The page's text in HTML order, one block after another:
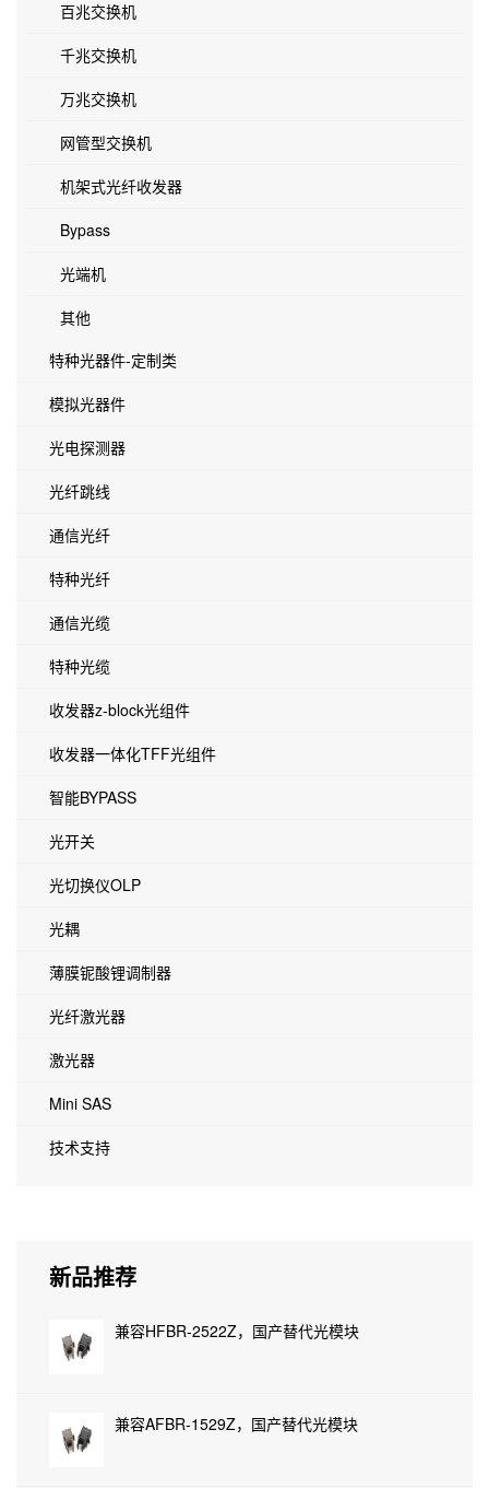
百兆交换机
千兆交换机
万兆交换机
网管型交换机
机架式光纤收发器
Bypass
光端机
其他
特种光器件-定制类
模拟光器件
光电探测器
光纤跳线
通信光纤
特种光纤
通信光缆
特种光缆
收发器z-block光组件
收发器一体化TFF光组件
智能BYPASS
光开关
光切换仪OLP
光耦
薄膜铌酸锂调制器
光纤激光器
激光器
Mini SAS
技术支持
新品推荐
兼容HFBR-2522Z，国产替代光模块
兼容AFBR-1529Z，国产替代光模块